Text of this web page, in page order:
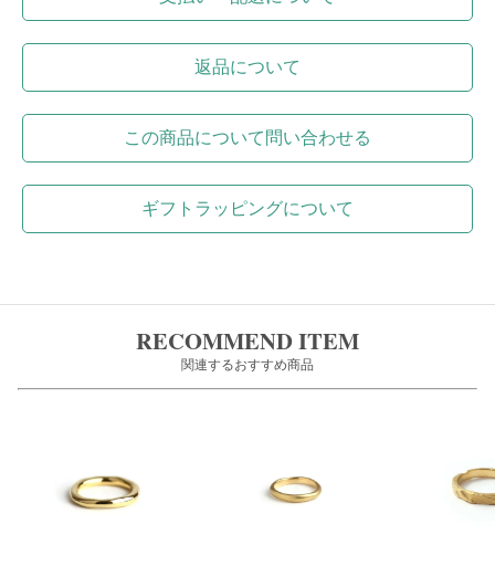
返品について
この商品について問い合わせる
ギフトラッピングについて
RECOMMEND ITEM
関連するおすすめ商品